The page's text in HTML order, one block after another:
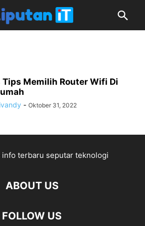
Tips Memilih Router Wifi Di
- Oktober 31, 2022
ABOUT US
FOLLOW US